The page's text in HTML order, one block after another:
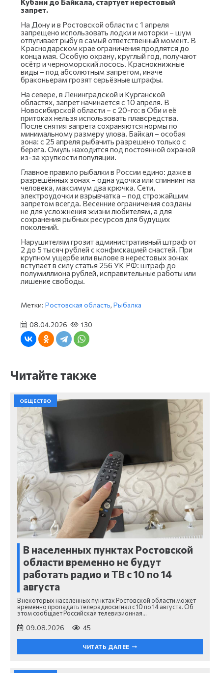
запрет.
На Дону и в Ростовской области с 1 апреля
запрещено использовать лодки и моторки – шум
отпугивает рыбу в самый ответственный момент. В
Краснодарском крае ограничения продлятся до
конца мая. Особую охрану, круглый год, получают
осётр и черноморский лосось. Краснокнижные
виды – под абсолютным запретом, иначе
браконьерам грозят серьёзные штрафы.
На севере, в Ленинградской и Курганской
областях, запрет начинается с 10 апреля. В
Новосибирской области – с 20-го: в Оби и её
притоках нельзя использовать плавсредства.
После снятия запрета сохраняются нормы по
минимальному размеру улова. Байкал – особая
зона: с 25 апреля рыбачить разрешено только с
берега. Омуль находится под постоянной охраной
из-за хрупкости популяции.
Главное правило рыбалки в России едино: даже в
разрешённых зонах – одна удочка или спиннинг на
человека, максимум два крючка. Сети,
электроудочки и взрывчатка – под строжайшим
запретом всегда. Весенние ограничения созданы
не для усложнения жизни любителям, а для
сохранения рыбных ресурсов для будущих
поколений.
Нарушителям грозит административный штраф от
2 до 5 тысяч рублей с конфискацией снастей. При
крупном ущербе или вылове в нерестовых зонах
вступает в силу статья 256 УК РФ: штраф до
полумиллиона рублей, исправительные работы или
лишение свободы.
Метки: Ростовская область, Рыбалка
08.04.2026 130
Читайте также
ОБЩЕСТВО
В населенных пунктах Ростовской
области временно не будут
работать радио и ТВ с 10 по 14
августа
В некоторых населенных пунктах Ростовской области может
временно пропадать телерадиосигнал с 10 по 14 августа. Об
этом сообщает Российская телевизионная…
09.08.2026 45
ЧИТАТЬ ДАЛЕЕ